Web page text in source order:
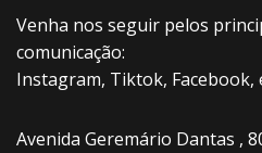
Venha nos seguir pelos
comunicação:
Instagram, Tiktok, Facebook,
Avenida Geremário Dantas ,